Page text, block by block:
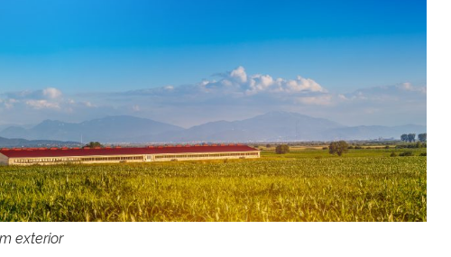
exterior